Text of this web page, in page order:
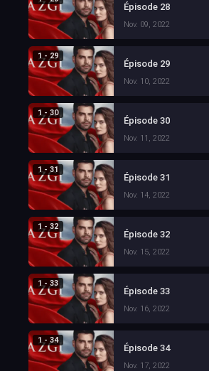
Épisode 28
Nov. 09, 2022
1 - 29
Épisode 29
Nov. 10, 2022
1 - 30
Épisode 30
Nov. 11, 2022
1 - 31
Épisode 31
Nov. 14, 2022
1 - 32
Épisode 32
Nov. 15, 2022
1 - 33
Épisode 33
Nov. 16, 2022
1 - 34
Épisode 34
Nov. 17, 2022